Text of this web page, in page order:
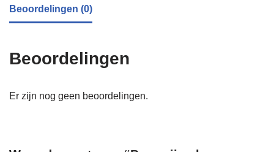
Beoordelingen (0)
Beoordelingen
Er zijn nog geen beoordelingen.